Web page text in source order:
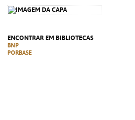
ENCONTRAR EM BIBLIOTECAS
BNP
PORBASE